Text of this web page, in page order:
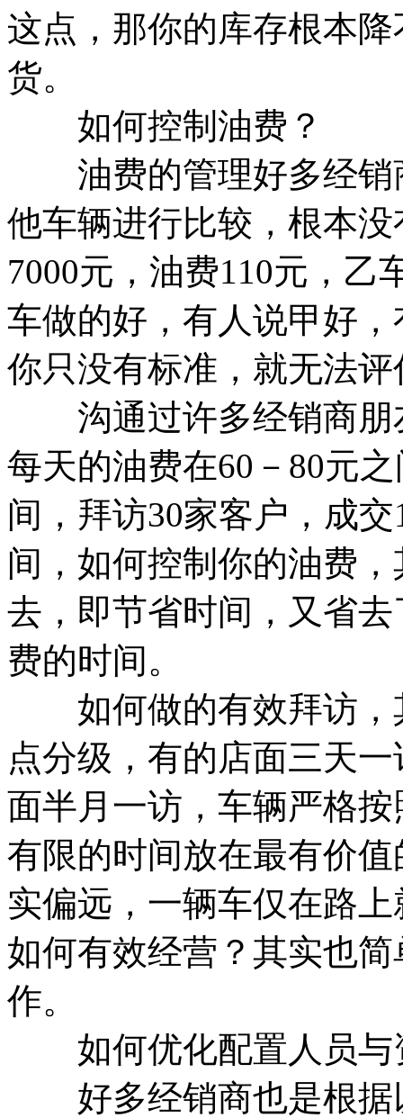
这点，那你的库存根本
货。
如何控制油费？
油费的管理好多经销
他车辆进行比较，根本
7000元，油费110元，乙
车做的好，有人说甲好
你只没有标准，就无法
沟通过许多经销商朋
每天的油费在60－80元
间，拜访30家客户，成
间，如何控制你的油费
去，即节省时间，又省
费的时间。
如何做的有效拜访，
点分级，有的店面三天
面半月一访，车辆严格
有限的时间放在最有价
实偏远，一辆车仅在路
如何有效经营？其实也
作。
如何优化配置人员与
好多经销商也是根据